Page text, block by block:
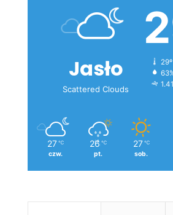
Jasło
Scattered Clouds
27 ℃
czw.
26 ℃
pt.
27 ℃
sob.